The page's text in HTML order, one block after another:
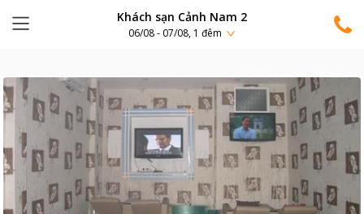
Khách sạn Cảnh Nam 2
06/08 - 07/08, 1 đêm